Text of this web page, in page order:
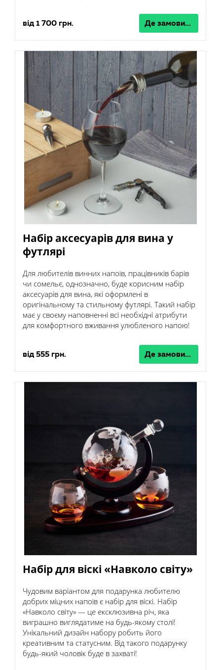
від 1 700 грн. Де замовити
Набір аксесуарів для вина у
футлярі
Для любителів винних напоїв, працівників барів
чи сомельє, однозначно, буде корисним набір
аксесуарів для вина, які оформлені в
оригінальному та стильному футлярі. Такий набір
має у своєму наповненні всі необхідні атрибути
для комфортного вживання улюбленого напою!
від 555 грн. Де замовити
Набір для віскі «Навколо світу»
Чудовим варіантом для подарунка любителю
добрих міцних напоїв є набір для віскі. Набір
«Навколо світу» — це ексклюзивна річ, яка
виграшно виглядатиме на будь-якому столі!
Унікальний дизайн набору робить його
креативним та статусним. Від такого подарунку
будь-який чоловік буде в захваті!